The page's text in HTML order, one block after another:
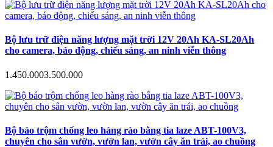
Bộ lưu trữ điện năng lượng mặt trời 12V 20Ah KA-SL20Ah
cho camera, báo động, chiếu sáng, an ninh viễn thông
1.450.0003.500.000
Bộ báo trộm chống leo hàng rào bằng tia laze ABT-100V3,
chuyên cho sân vườn, vườn lan, vườn cây ăn trái, ao chuồng